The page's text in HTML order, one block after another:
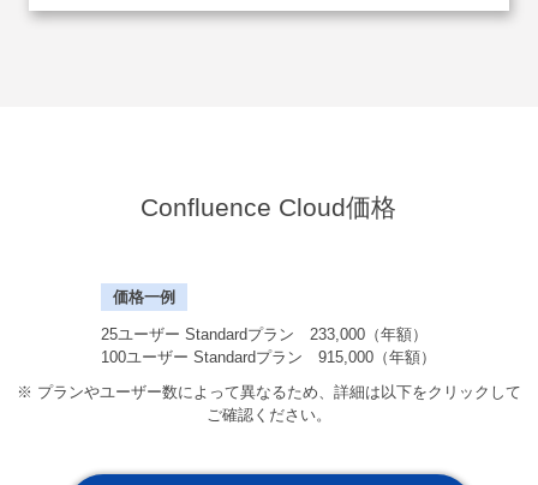
Confluence Cloud価格
価格一例
25ユーザー Standardプラン 233,000（年額）
100ユーザー Standardプラン 915,000（年額）
※ プランやユーザー数によって異なるため、詳細は以下をクリックして
ご確認ください。